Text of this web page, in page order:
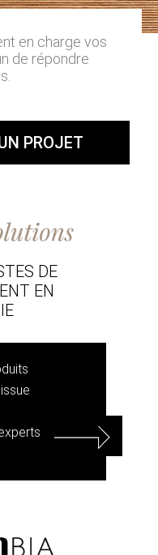
en charge vos
de répondre
PROJET
DE
EN